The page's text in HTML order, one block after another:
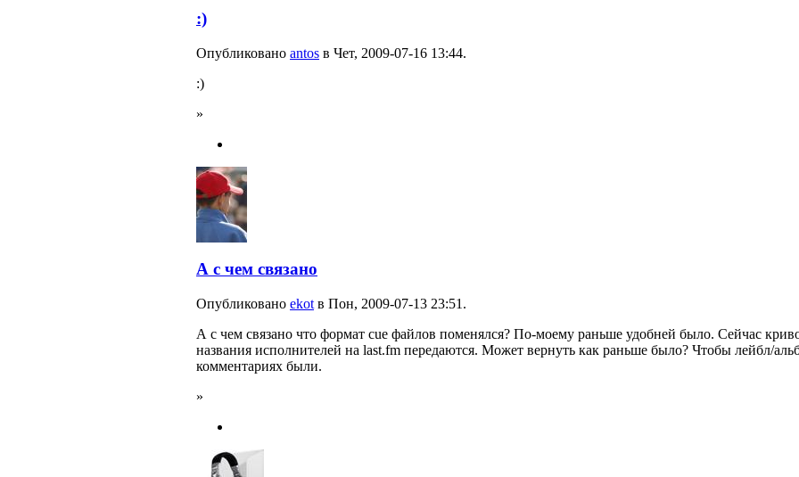
:)
Опубликовано antos в Чет, 2009-07-16 13:44.
:)
»
А с чем связано
Опубликовано ekot в Пон, 2009-07-13 23:51.
А с чем связано что формат cue файлов поменялся? По-моему раньше удобней было. Сейчас
названия исполнителей на last.fm передаются. Может вернуть как раньше было? Чтобы лейбл/
комментариях были.
»